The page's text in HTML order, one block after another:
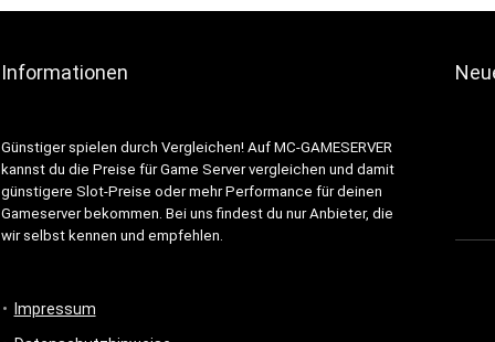
Informationen
Günstiger spielen durch Vergleichen! Auf MC-GAMESERVER
kannst du die Preise für Game Server vergleichen und damit
günstigere Slot-Preise oder mehr Performance für deinen
Gameserver bekommen. Bei uns findest du nur Anbieter, die
wir selbst kennen und empfehlen.
Impressum